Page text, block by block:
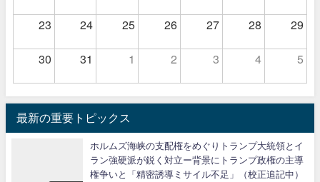
23 24 25 26 27 28 29
30 31 1 2 3 4 5
最新の重要トピックス
ホルムズ海峡の支配権をめぐりトランプ大統領とイ
ラン強硬派が鋭く対立ー背景にトランプ政権の主導
権争いと「精密誘導ミサイル不足」（校正追記中）